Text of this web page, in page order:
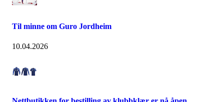
Til minne om Guro Jordheim
10.04.2026